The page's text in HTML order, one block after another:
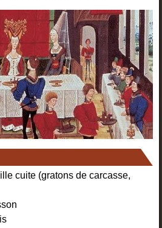
cuite (gratons de carcasse,